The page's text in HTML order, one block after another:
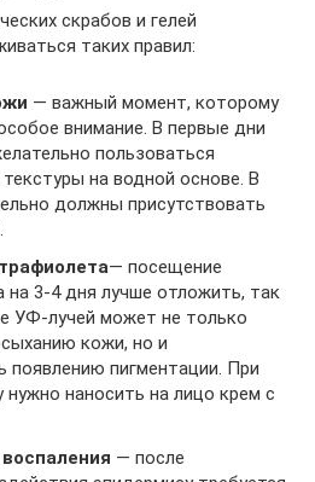
скрабов и гелей
таких правил:
— важный момент, которому
внимание. В первые дни
пользоваться
на водной основе. В
должны присутствовать
— посещение
на 3-4 дня лучше отложить, так
УФ-лучей может не только
кожи, но и
появлению пигментации. При
нужно наносить на лицо крем с
— после